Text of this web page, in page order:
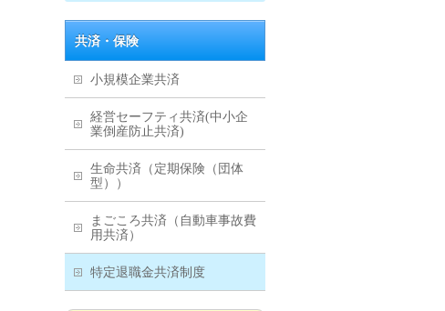
共済・保険
小規模企業共済
経営セーフティ共済(中小企
業倒産防止共済)
生命共済（定期保険（団体
型））
まごころ共済（自動車事故費
用共済）
特定退職金共済制度